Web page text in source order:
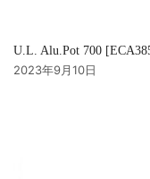
U.L. Alu.Pot 700
2023年9月10日